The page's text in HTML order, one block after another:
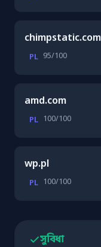
chimpstatic.com
PL 95/100
amd.com
PL 100/100
wp.pl
PL 100/100
সুবিধা